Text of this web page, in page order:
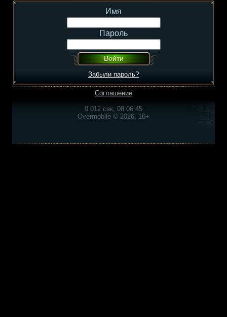
Имя
Пароль
Забыли пароль?
Соглашение
0.012 сек, 08:06:45
Overmobile © 2026, 16+